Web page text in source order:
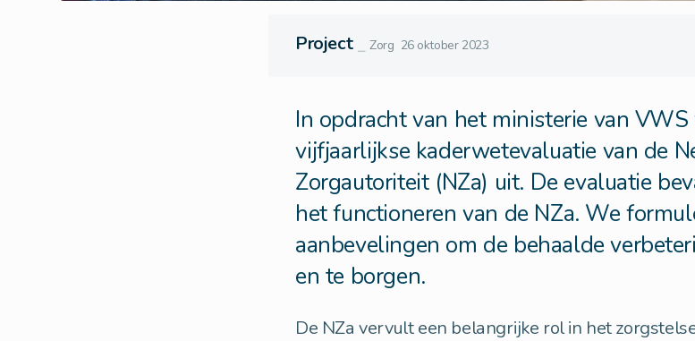
Project Zorg 26 oktober 2023
In opdracht van het ministerie van VWS
vijfjaarlijkse kaderwetevaluatie van de
Zorgautoriteit (NZa) uit. De evaluatie
het functioneren van de NZa. We
aanbevelingen om de behaalde
en te borgen.
De NZa vervult een belangrijke rol in het